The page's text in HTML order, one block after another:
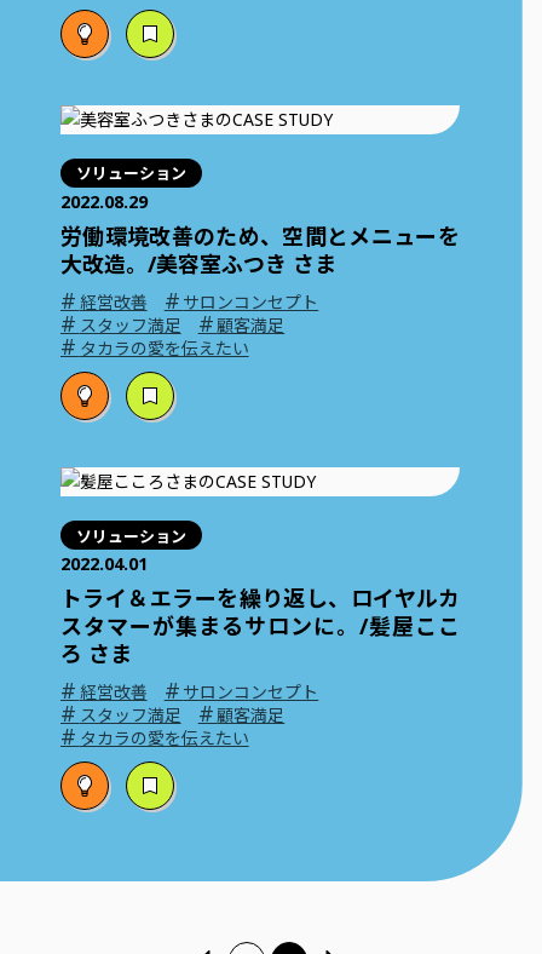
ソリューション
2022.08.29
労働環境改善のため、空間とメニューを
大改造。/美容室ふつき さま
# 経営改善 # サロンコンセプト
# スタッフ満足 #顧客満足
# タカラの愛を伝えたい
ソリューション
2022.04.01
トライ＆エラーを繰り返し、ロイヤルカ
スタマーが集まるサロンに。/髪屋ここ
ろ さま
# 経営改善 # サロンコンセプト
# スタッフ満足 #顧客満足
# タカラの愛を伝えたい